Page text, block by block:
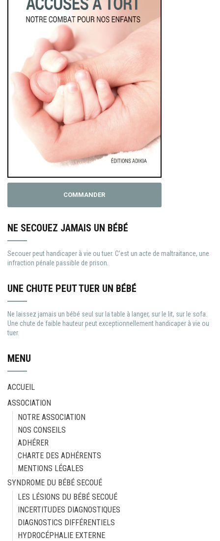
COMMANDER
NE SECOUEZ JAMAIS UN BÉBÉ
Secouer peut handicaper à vie ou tuer. C’est un acte de maltraitance, une
infraction pénale passible de prison.
UNE CHUTE PEUT TUER UN BÉBÉ
Ne laissez jamais un bébé seul sur la table à langer, sur le lit, sur le sofa.
Une chute de faible hauteur peut exceptionnellement handicaper à vie ou
tuer.
MENU
ACCUEIL
ASSOCIATION
NOTRE ASSOCIATION
NOS CONSEILS
ADHÉRER
CHARTE DES ADHÉRENTS
MENTIONS LÉGALES
SYNDROME DU BÉBÉ SECOUÉ
LES LÉSIONS DU BÉBÉ SECOUÉ
INCERTITUDES DIAGNOSTIQUES
DIAGNOSTICS DIFFÉRENTIELS
HYDROCÉPHALIE EXTERNE